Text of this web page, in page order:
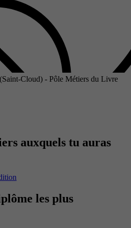
Cloud) - Pôle Métiers du Livre
auxquels tu auras
les plus